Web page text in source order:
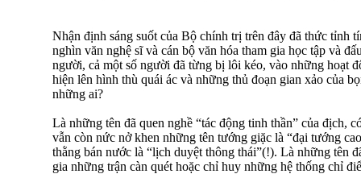
Nhận định sáng suốt của Bộ chính trị trên đây đã thức tỉnh
nghìn văn nghệ sĩ và cán bộ văn hóa tham gia học tập và
người, cả một số người đã từng bị lôi kéo, vào những hoạt
hiện lên hình thù quái ác và những thủ đoạn gian xảo của
những ai?
Là những tên đã quen nghề “tác động tinh thần” của địch,
vẫn còn nức nở khen những tên tướng giặc là “đại tướng
thằng bán nước là “lịch duyệt thông thái”(!). Là những tên
gia những trận càn quét hoặc chỉ huy những hệ thống chỉ